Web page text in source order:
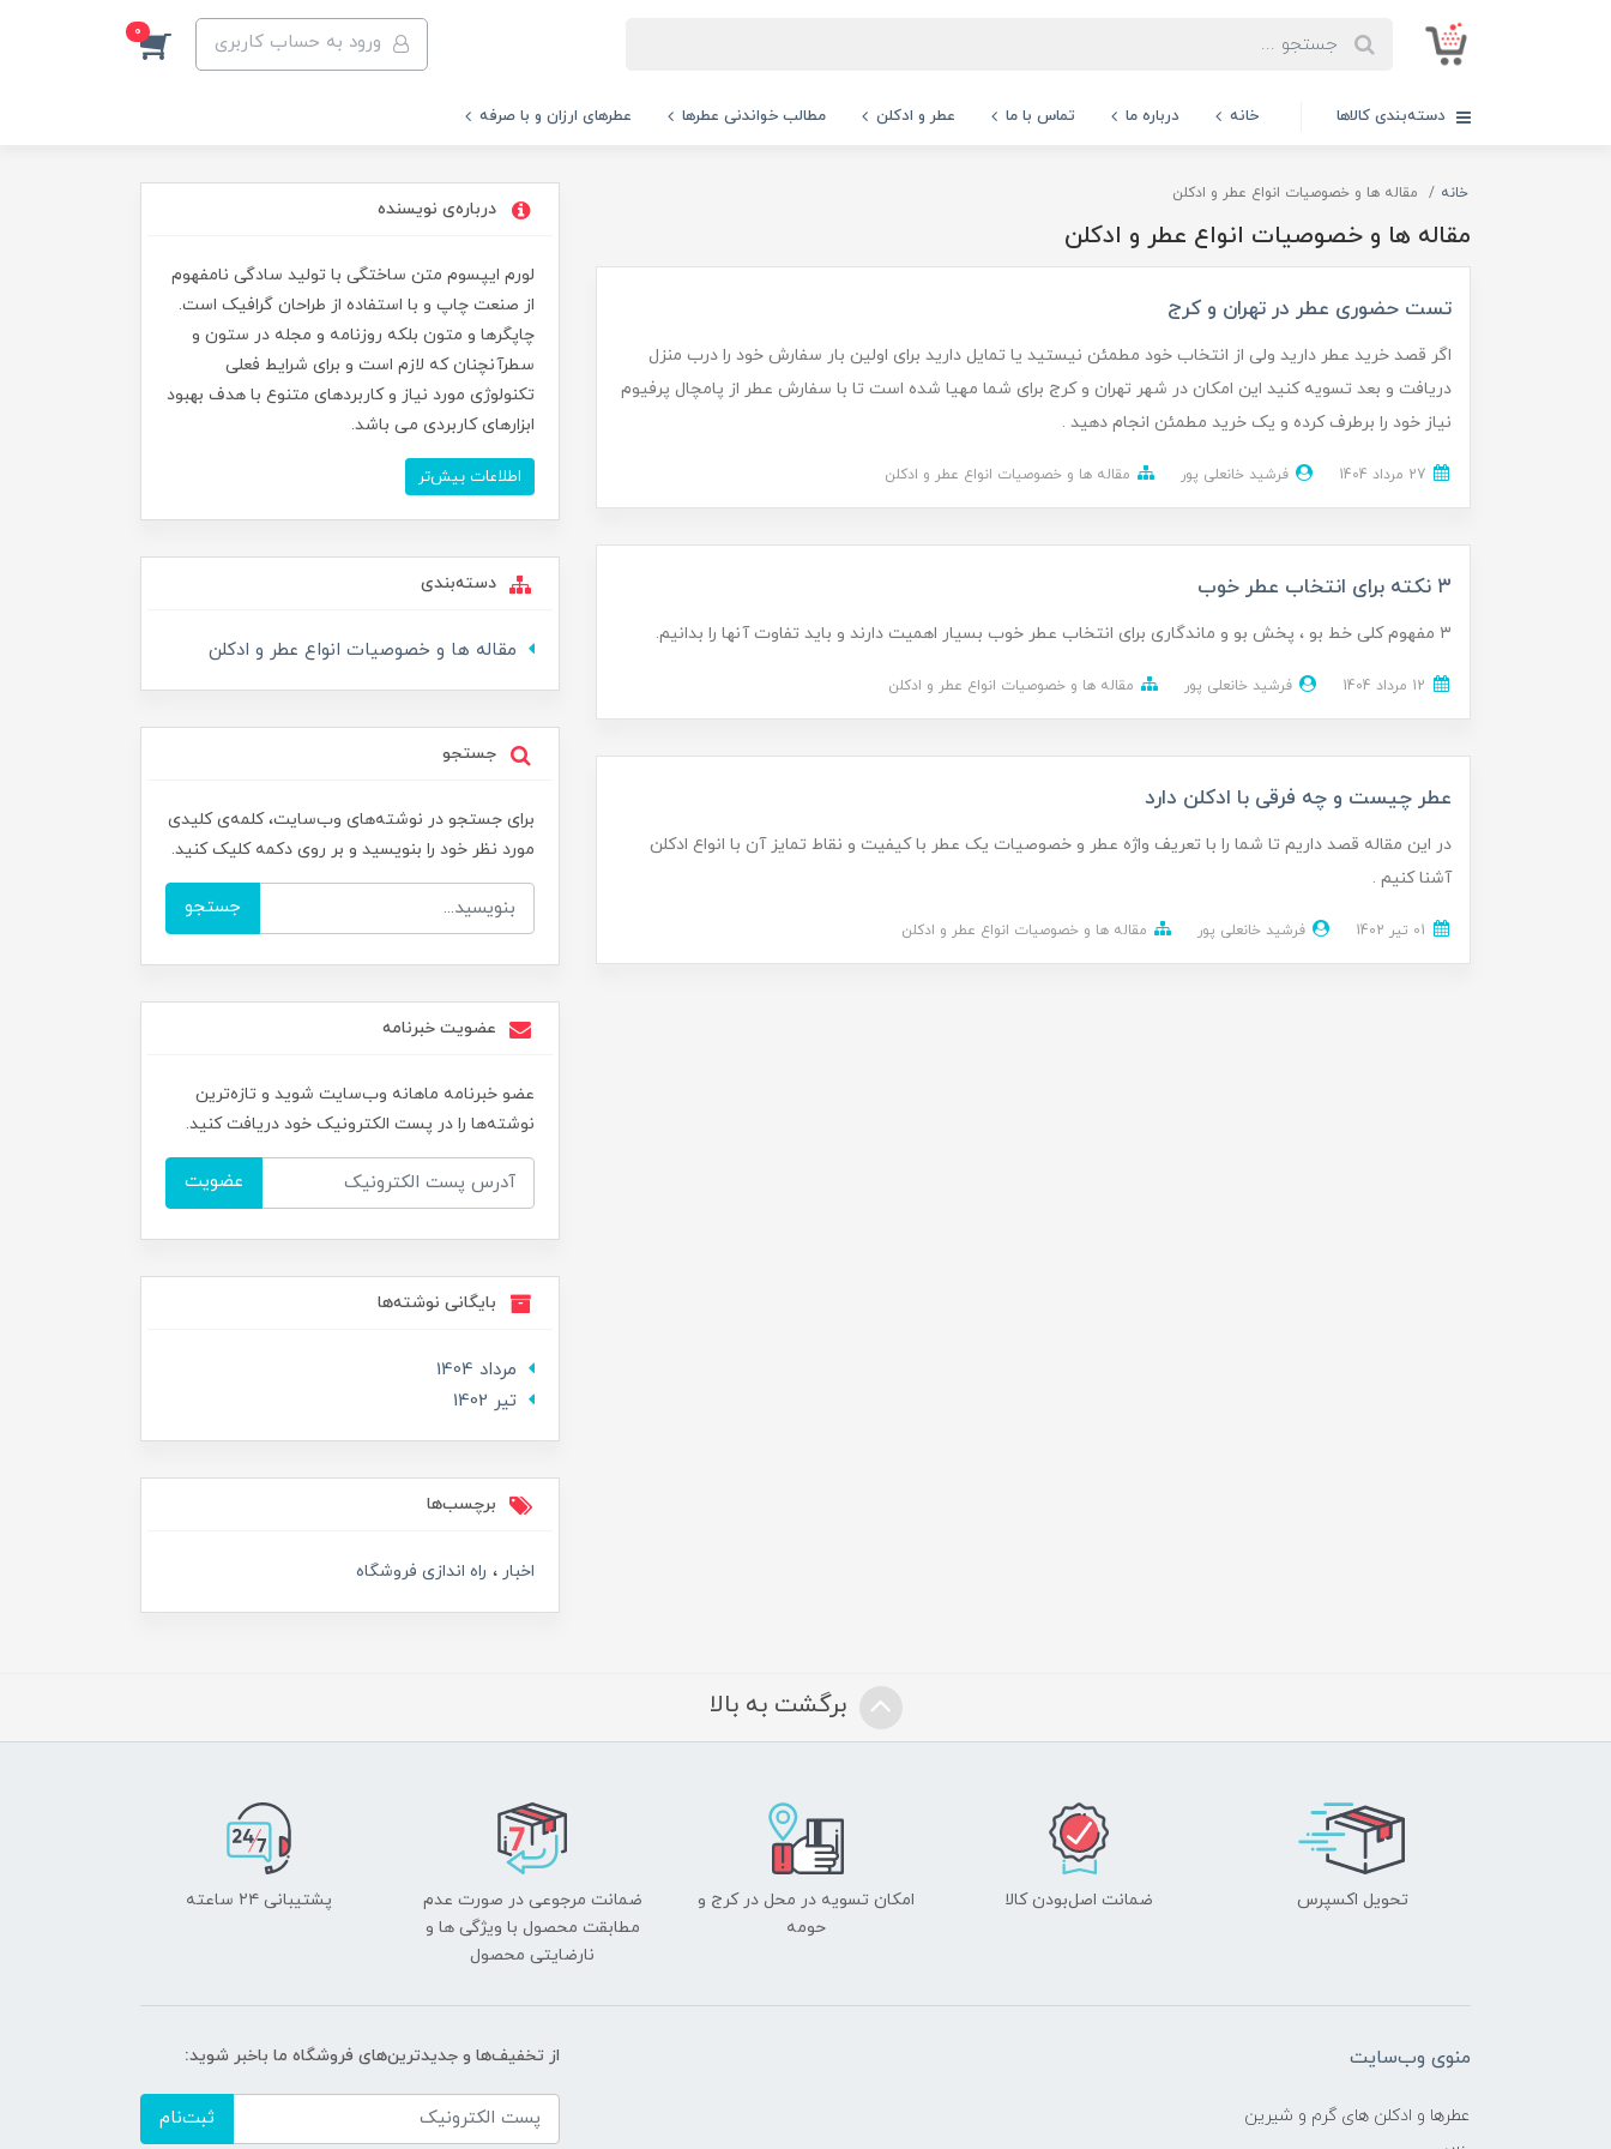
ورود به حساب کاربری 0
دسته‌بندی کالاها خانه درباره ما تماس با ما عطر و ادکلن مطالب خواندنی عطرها عطرهای ارزان و با صرفه
خانه مقاله ها و خصوصیات انواع عطر و ادکلن
مقاله ها و خصوصیات انواع عطر و ادکلن
تست حضوری عطر در تهران و کرج
اگر قصد خرید عطر دارید ولی از انتخاب خود مطمئن نیستید یا تمایل دارید برای اولین بار سفارش خود را درب منزل
دریافت و بعد تسویه کنید این امکان در شهر تهران و کرج برای شما مهیا شده است تا با سفارش عطر از پامچال پرفیوم
نیاز خود را برطرف کرده و یک خرید مطمئن انجام دهید .
فرشید خانعلی پور مقاله ها و خصوصیات انواع عطر و ادکلن
۳ نکته برای انتخاب عطر خوب
​​​​۳ مفهوم کلی خط بو ، پخش بو و ماندگاری برای انتخاب عطر خوب بسیار اهمیت دارند و باید تفاوت آنها را بدانیم.
فرشید خانعلی پور مقاله ها و خصوصیات انواع عطر و ادکلن
عطر چیست و چه فرقی با ادکلن دارد
در این مقاله قصد داریم تا شما را با تعریف واژه عطر و خصوصیات یک عطر با کیفیت و نقاط تمایز آن با انواع ادکلن
آشنا کنیم .
فرشید خانعلی پور مقاله ها و خصوصیات انواع عطر و ادکلن
درباره‌ی نویسنده
لورم ایپسوم متن ساختگی با تولید سادگی نامفهوم
از صنعت چاپ و با استفاده از طراحان گرافیک است.
چاپگرها و متون بلکه روزنامه و مجله در ستون و
سطرآنچنان که لازم است و برای شرایط فعلی
تکنولوژی مورد نیاز و کاربردهای متنوع با هدف بهبود
ابزارهای کاربردی می باشد.
اطلاعات بیش‌تر
دسته‌بندی
مقاله ها و خصوصیات انواع عطر و ادکلن
جستجو
برای جستجو در نوشته‌های وب‌سایت، کلمه‌ی کلیدی
مورد نظر خود را بنویسید و بر روی دکمه کلیک کنید.
جستجو
عضویت خبرنامه
عضو خبرنامه ماهانه وب‌سایت شوید و تازه‌ترین
نوشته‌ها را در پست الکترونیک خود دریافت کنید.
عضویت
بایگانی نوشته‌ها
مرداد 1404
تير 1402
برچسب‌ها
اخبار راه اندازی فروشگاه
برگشت به بالا
تحویل اکسپرس ضمانت اصل‌بودن کالا
امکان تسویه در محل در کرج و
حومه
ضمانت مرجوعی در صورت عدم
مطابقت محصول با ویژگی ها و
نارضایتی محصول
پشتیبانی ۲۴ ساعته
منوی وب‌سایت
عطرها و ادکلن های گرم و شیرین
از تخفیف‌ها و جدیدترین‌های فروشگاه ما باخبر شوید:
ثبت‌نام